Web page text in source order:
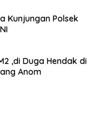
Kunjungan Polsek
,di Duga Hendak di
Anom